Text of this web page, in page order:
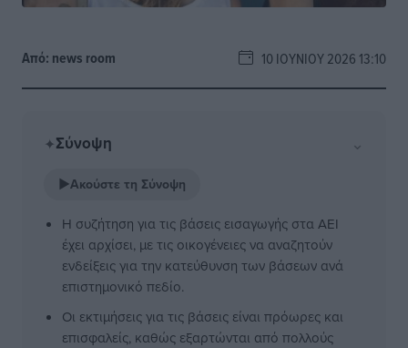
Από: news room 10 ΙΟΥΝΊΟΥ 2026 13:10
✦Σύνοψη ⌄
▶Ακούστε τη Σύνοψη
Η συζήτηση για τις βάσεις εισαγωγής στα ΑΕΙ
έχει αρχίσει, με τις οικογένειες να αναζητούν
ενδείξεις για την κατεύθυνση των βάσεων ανά
επιστημονικό πεδίο.
Οι εκτιμήσεις για τις βάσεις είναι πρόωρες και
επισφαλείς, καθώς εξαρτώνται από πολλούς